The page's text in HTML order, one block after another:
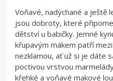
Voňavé, nadýchané a ještě
jsou dobroty, které
dětství u babičky. Jemné
křupavým mákem patří
nezklamou, ať už si je dáte
poctivou vrstvou
křehké a voňavé makové